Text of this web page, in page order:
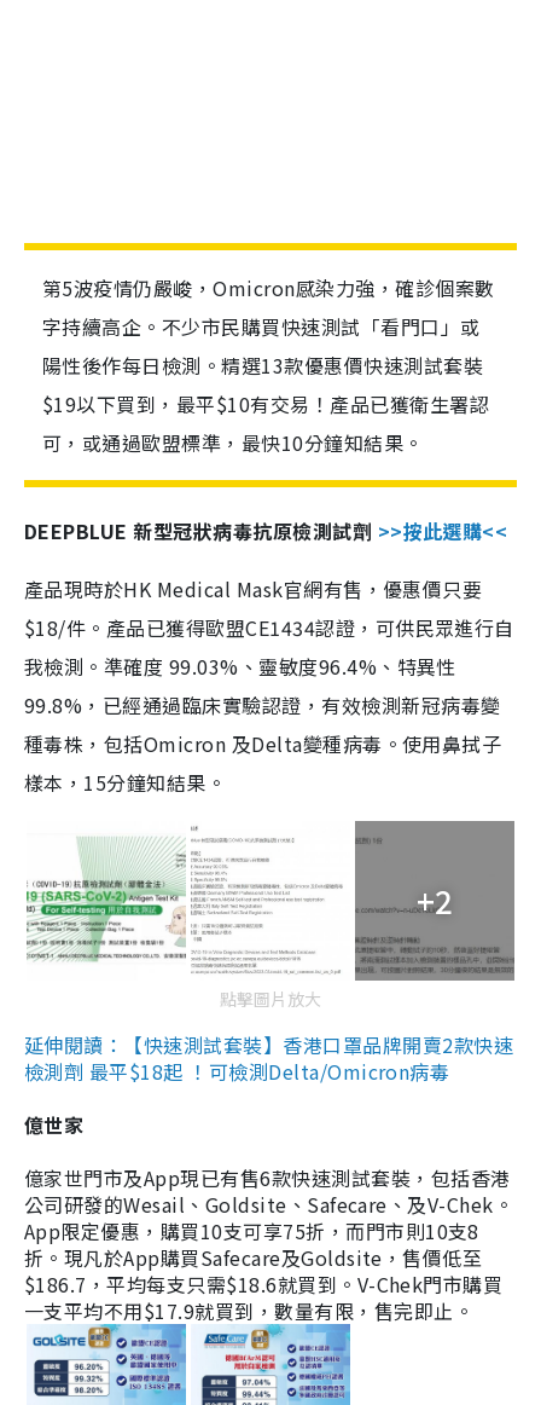
第5波疫情仍嚴峻，Omicron感染力強，確診個案數
字持續高企。不少市民購買快速測試「看門口」或
陽性後作每日檢測。精選13款優惠價快速測試套裝
$19以下買到，最平$10有交易！產品已獲衛生署認
可，或通過歐盟標準，最快10分鐘知結果。
DEEPBLUE 新型冠狀病毒抗原檢測試劑 >>按此選購<<
產品現時於HK Medical Mask官網有售，優惠價只要
$18/件。產品已獲得歐盟CE1434認證，可供民眾進行自
我檢測。準確度 99.03%、靈敏度96.4%、特異性
99.8%，已經通過臨床實驗認證，有效檢測新冠病毒變
種毒株，包括Omicron 及Delta變種病毒。使用鼻拭子
樣本，15分鐘知結果。
+2
點擊圖片放大
延伸閱讀：【快速測試套裝】香港口罩品牌開賣2款快速
檢測劑 最平$18起 ！可檢測Delta/Omicron病毒
億世家
億家世門市及App現已有售6款快速測試套裝，包括香港
公司研發的Wesail、Goldsite、Safecare、及V-Chek。
App限定優惠，購買10支可享75折，而門市則10支8
折。現凡於App購買Safecare及Goldsite，售價低至
$186.7，平均每支只需$18.6就買到。V-Chek門市購買
一支平均不用$17.9就買到，數量有限，售完即止。